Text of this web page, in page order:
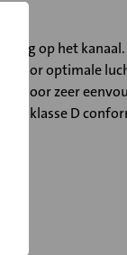
op het
voor optimale
zeer
D